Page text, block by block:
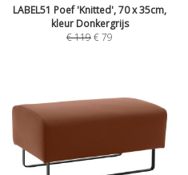
LABEL51 Poef 'Knitted', 70 x 35cm,
kleur Donkergrijs
€119€79